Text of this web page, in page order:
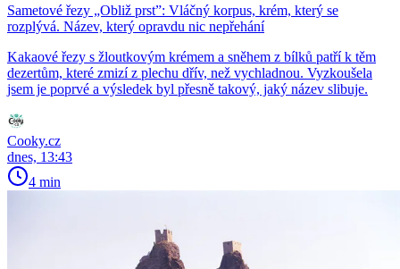
Sametové řezy „Obliž prst”: Vláčný korpus, krém, který se
rozplývá. Název, který opravdu nic nepřehání
Kakaové řezy s žloutkovým krémem a sněhem z bílků patří k těm
dezertům, které zmizí z plechu dřív, než vychladnou. Vyzkoušela
jsem je poprvé a výsledek byl přesně takový, jaký název slibuje.
Cooky.cz
dnes, 13:43
4 min